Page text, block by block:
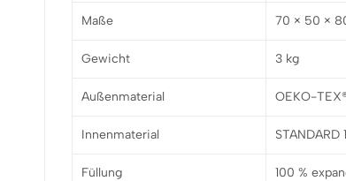
Maße 70 × 50 ×
Gewicht 3 kg
Außenmaterial OEKO-
Innenmaterial
Füllung 100 %